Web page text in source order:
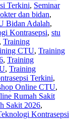
Terkini, Seminar
dan bidan,
Bidan Adalah,
Kontrasepsi, stu
, Training
CTU, Training
, Training
, Training
Terkini,
Online CTU,
Rumah Sakit
Sakit 2026,
Kontrasepsi